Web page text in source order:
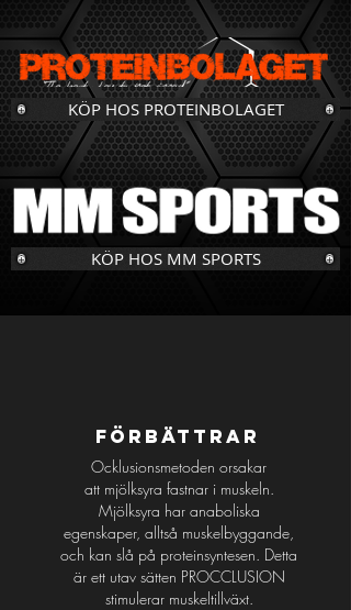
KÖP HOS PROTEINBOLAGET
KÖP HOS MM SPORTS
FÖRBÄTTRAR
Ocklusionsmetoden orsakar
att mjölksyra fastnar i muskeln.
Mjölksyra har anaboliska
egenskaper, alltså muskelbyggande,
och kan slå på proteinsyntesen. Detta
är ett utav sätten PROCCLUSION
stimulerar muskeltillväxt.